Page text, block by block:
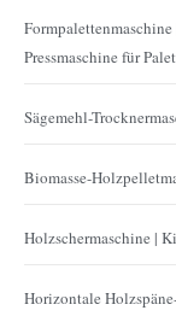
Pressmaschine für
Sägemehl-
Biomasse-
Holzschermaschine |
Horizontale